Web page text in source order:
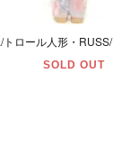
SOLD OUT